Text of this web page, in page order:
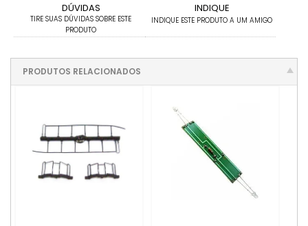
DÚVIDAS
TIRE SUAS DÚVIDAS SOBRE ESTE
PRODUTO
INDIQUE
INDIQUE ESTE PRODUTO A UM AMIGO
PRODUTOS RELACIONADOS